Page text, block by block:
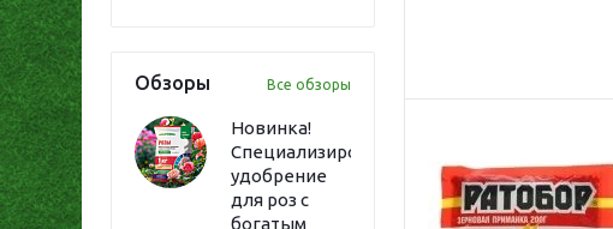
Обзоры Все обзоры
Новинка!
Специализированное
удобрение
для роз с
богатым